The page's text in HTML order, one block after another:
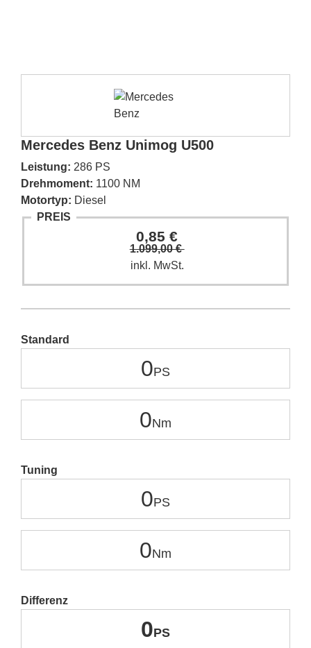
Mercedes Benz Unimog U500
Leistung: 286 PS
Drehmoment: 1100 NM
Motortyp: Diesel
PREIS
0,85 €
1.099,00 €
inkl. MwSt.
Standard
0
0
Tuning
0
0
Differenz
0